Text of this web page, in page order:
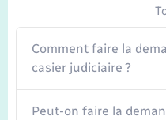
Comment faire la
casier judiciaire ?
Peut-on faire la